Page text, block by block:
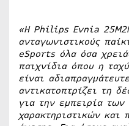
«Η Philips Evnia
ανταγωνιστικούς
eSports όλα όσα
παιχνίδια όπου η
είναι
αντικατοπτρίζει τη
για την εμπειρία
χαρακτηριστικών και